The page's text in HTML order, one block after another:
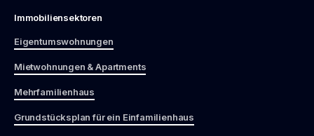
Immobiliensektoren
Eigentumswohnungen
Mietwohnungen & Apartments
Mehrfamilienhaus
Grundstücksplan für ein Einfamilienhaus